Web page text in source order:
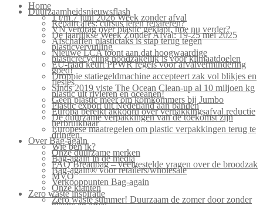
Home
Duurzaamheidsnieuwsflash
1 t/m 7 juni 2026 Week zonder afval
Repaircafés: cursus leren repareren?
VN verdrag over plastic geklapt, hoe nu verder?
De jaarlijkse Week Zonder Afval: 19-25 mei 2025
Afschaffen plastictaks is stap terug tegen
plasticvervuiling
Nieuwe LCA toont aan dat hoogwaardige
plasticrecycling noodzakelijk is voor klimaatdoelen
EU-raad keurt PPWR regels voor afvalvermindering
goed!
Droppie statiegeldmachine accepteert zak vol blikjes en
flesjes
Sinds 2019 viste The Ocean Clean-up al 10 miljoen kg
plastic uit rivieren en oceanen!
Geen plastic meer om komkommers bij Jumbo
Plastic export uit Nederland aan banden
Europa bereikt akkoord over verpakkingsafval reductie
De duurzame verpakkingen van de toekomst zijn
herbruikbaar
Europese maatregelen om plastic verpakkingen terug te
dringen.
Over Bag-again
Wie ben ik?
Onze duurzame merken
Bag-again in de media
FAQ Breadbag – veelgestelde vragen over de broodzak
Bag-again® voor retailers/wholesale
MVO
Verkooppunten Bag-again
Onze klanten
Zero waste inspiratie
Zero waste summer! Duurzaam de zomer door zonder